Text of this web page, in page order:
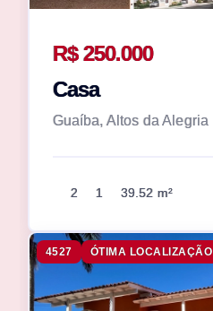
R$ 250.000
Casa
Guaíba, Altos da Alegria
2 1 39.52 m²
4527 ÓTIMA LOCALIZAÇÃO